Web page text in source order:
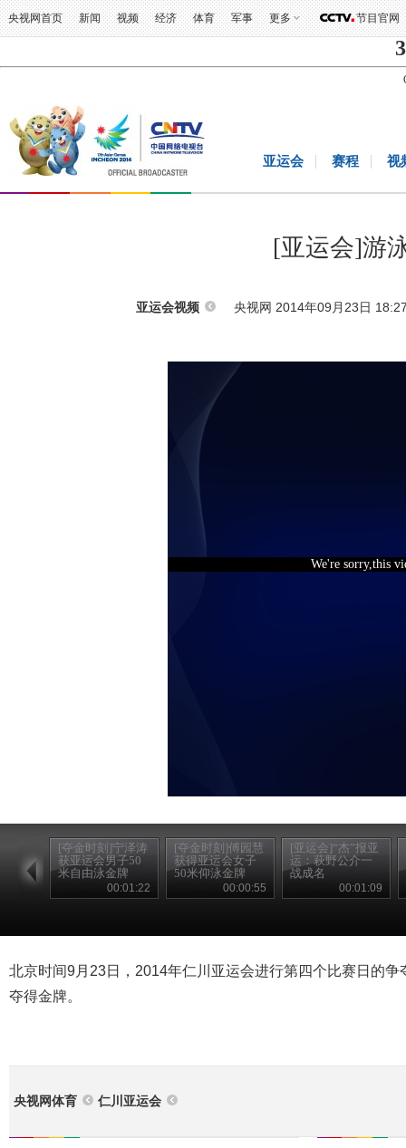
央视网首页 新闻 视频 经济 体育 军事 更多 节目官网
亚运会 赛程 视
[亚运会]游
亚运会视频 央视网 2014年09月23日
We're sorry,this
[夺金时刻]宁泽涛
获亚运会男子50
米自由泳金牌
00:01:22
[夺金时刻]傅园慧
获得亚运会女子
50米仰泳金牌
00:00:55
[亚运会]“杰”报亚
运：萩野公介一
战成名
00:01:09
北京时间9月23日，2014年仁川亚运会进行第四个比赛日的
夺得金牌。
央视网体育 仁川亚运会